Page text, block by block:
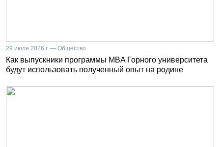
29 июля 2026 г. — Общество
Как выпускники программы MBA Горного университета
будут использовать полученный опыт на родине